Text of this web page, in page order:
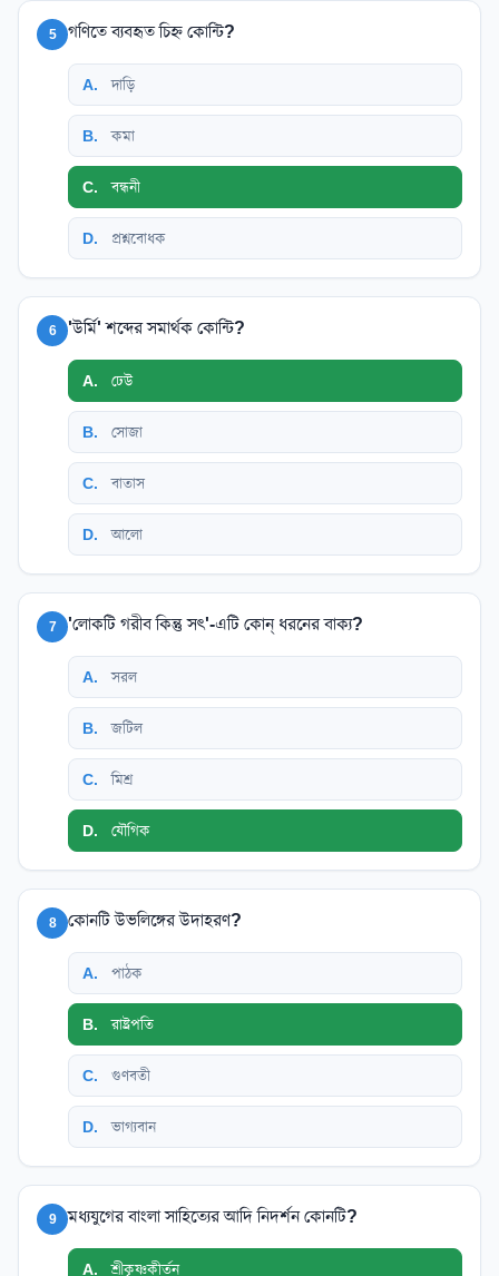
5 গণিতে ব্যবহৃত চিহ্ন কোন্টি?
A. দাড়ি
B. কমা
C. বন্ধনী
D. প্রশ্নবোধক
6 'উর্মি' শব্দের সমার্থক কোন্টি?
A. ঢেউ
B. সোজা
C. বাতাস
D. আলো
7 'লোকটি গরীব কিন্তু সৎ'-এটি কোন্ ধরনের বাক্য?
A. সরল
B. জটিল
C. মিশ্র
D. যৌগিক
8 কোনটি উভলিঙ্গের উদাহরণ?
A. পাঠক
B. রাষ্ট্রপতি
C. গুণবতী
D. ভাগ্যবান
9 মধ্যযুগের বাংলা সাহিত্যের আদি নিদর্শন কোনটি?
A. শ্রীকৃষ্ণকীর্তন